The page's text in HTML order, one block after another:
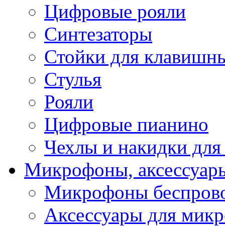
Цифровые рояли
Синтезаторы
Стойки для
Стулья
Рояли
Цифровые пианино
Чехлы и накидки
Микрофоны,
Микрофоны
Аксессуары для